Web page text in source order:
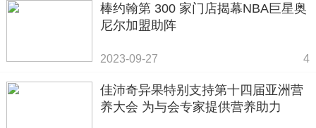
棒约翰第 300 家门店揭幕NBA巨星奥
尼尔加盟助阵
2023-09-27 4
佳沛奇异果特别支持第十四届亚洲营
养大会 为与会专家提供营养助力